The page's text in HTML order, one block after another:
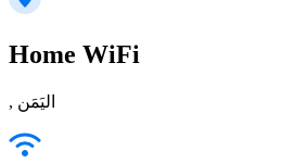
Home WiFi
, اليَمَن